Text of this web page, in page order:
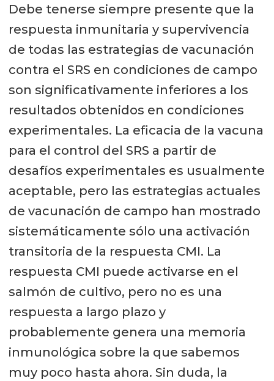
Debe tenerse siempre presente que la
respuesta inmunitaria y supervivencia
de todas las estrategias de vacunación
contra el SRS en condiciones de campo
son significativamente inferiores a los
resultados obtenidos en condiciones
experimentales. La eficacia de la vacuna
para el control del SRS a partir de
desafíos experimentales es usualmente
aceptable, pero las estrategias actuales
de vacunación de campo han mostrado
sistemáticamente sólo una activación
transitoria de la respuesta CMI. La
respuesta CMI puede activarse en el
salmón de cultivo, pero no es una
respuesta a largo plazo y
probablemente genera una memoria
inmunológica sobre la que sabemos
muy poco hasta ahora. Sin duda, la